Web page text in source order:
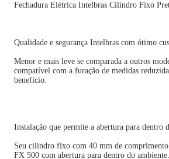
Fechadura Elétrica Intelbras Cilindro Fixo
Qualidade e segurança Intelbras com ótimo
Menor e mais leve se comparada a outros
compatível com a furação de medidas
benefício.
Instalação que permite a abertura para dentro
Seu cilindro fixo com 40 mm de
FX 500 com abertura para dentro do ambiente.